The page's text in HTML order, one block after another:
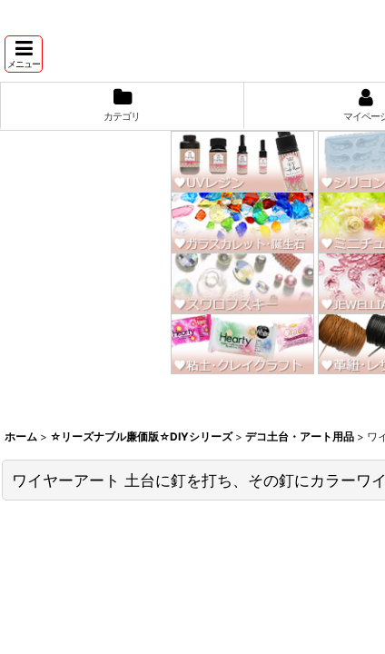
メニュー
カテゴリ マイペー
ホーム > ☆リーズナブル廉価版☆DIYシリーズ > デコ土台・アート用品 > ワ
ワイヤーアート 土台に釘を打ち、その釘にカラーワ